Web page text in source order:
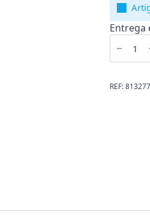
Entrega
de
máquina
cortar
cabelo
REF: